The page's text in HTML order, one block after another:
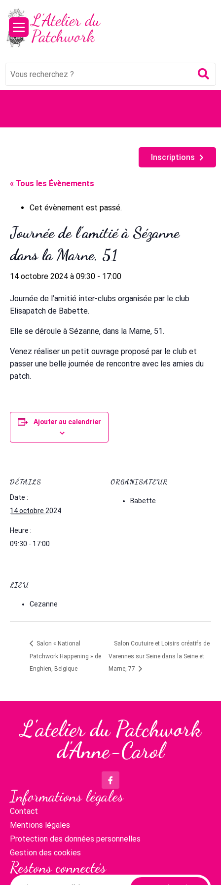
Mots
Inscriptions
« Tous les Évènements
Cet évènement est passé.
Journée de l’amitié à Sézanne
dans la Marne, 51
14 octobre 2024 à 09:30 - 17:00
Journée de l’amitié inter-clubs organisée par le club
Elisapatch de Babette.
Elle se déroule à Sézanne, dans la Marne, 51.
Venez réaliser un petit ouvrage proposé par le club et
passer une belle journée de rencontre avec les amies du
patch.
Ajouter au calendrier
DÉTAILS
Date :
14 octobre 2024
Heure :
09:30 - 17:00
ORGANISATEUR
Babette
LIEU
Cezanne
Salon « National
Patchwork Happening » de
Enghien, Belgique
Salon Coutuire et Loisirs créatifs de
Varennes sur Seine dans la Seine et
Marne, 77
L'atelier du Patchwork
d'Anne-Carol
Informations légales
Contact
Mentions légales
Protection des données personnelles
Gestion des cookies
Restons connectés
Panneau de gestion des cookies